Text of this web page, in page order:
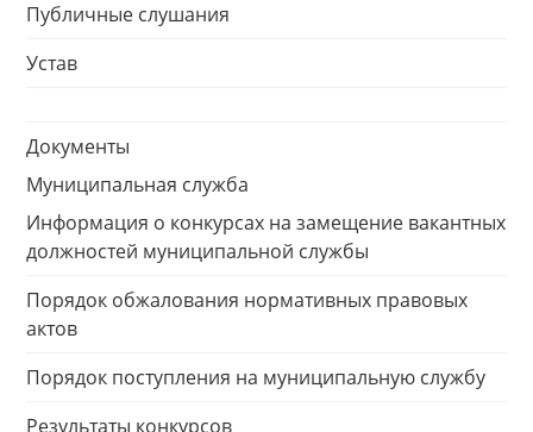
Публичные слушания
Устав
Документы
Муниципальная служба
Информация о конкурсах на замещение вакантных
должностей муниципальной службы
Порядок обжалования нормативных правовых
актов
Порядок поступления на муниципальную службу
Результаты конкурсов